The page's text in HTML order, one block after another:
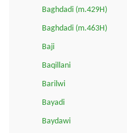
Baghdadi (m.429H)
Baghdadi (m.463H)
Baji
Baqillani
Barilwi
Bayadi
Baydawi